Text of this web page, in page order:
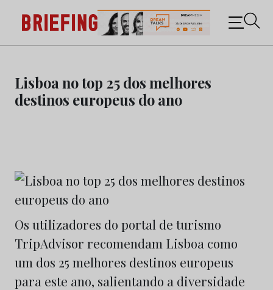
content
Briefing: Todas as notícias sobre os negócios do
Marketing e da Publicidade
Lisboa no top 25 dos melhores
destinos europeus do ano
Os utilizadores do portal de turismo
TripAdvisor recomendam Lisboa como
um dos 25 melhores destinos europeus
para este ano, salientando a diversidade